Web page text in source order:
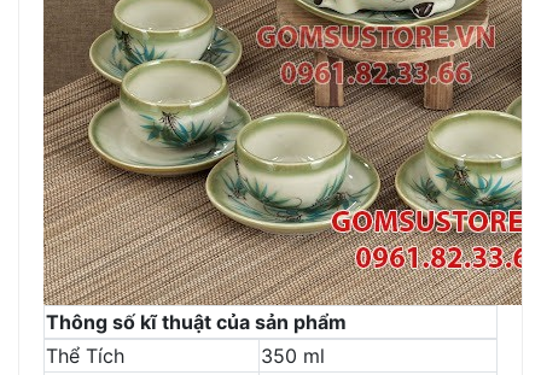
Thông số kĩ thuật của sản phẩm
Thể Tích
350 ml